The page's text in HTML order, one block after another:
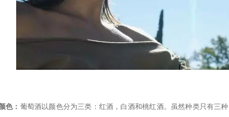
色： 葡萄酒以颜色分为三类：红酒，白酒和桃红酒。虽然种类只有三